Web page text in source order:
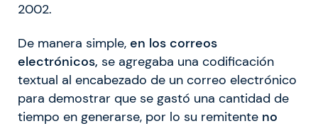
2002.
De manera simple, en los correos
electrónicos, se agregaba una codificación
textual al encabezado de un correo electrónico
para demostrar que se gastó una cantidad de
tiempo en generarse, por lo su remitente no